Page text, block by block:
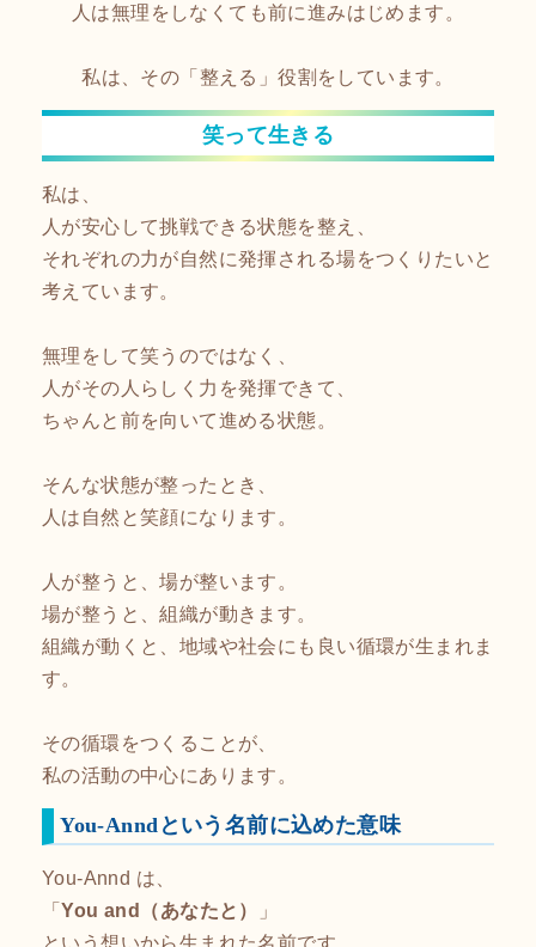
人は無理をしなくても前に進みはじめます。
私は、その「整える」役割をしています。
笑って生きる
私は、
人が安心して挑戦できる状態を整え、
それぞれの力が自然に発揮される場をつくりたいと
考えています。
無理をして笑うのではなく、
人がその人らしく力を発揮できて、
ちゃんと前を向いて進める状態。
そんな状態が整ったとき、
人は自然と笑顔になります。
人が整うと、場が整います。
場が整うと、組織が動きます。
組織が動くと、地域や社会にも良い循環が生まれま
す。
その循環をつくることが、
私の活動の中心にあります。
You-Anndという名前に込めた意味
You-Annd は、
「You and（あなたと）
」
という想いから生まれた名前です。